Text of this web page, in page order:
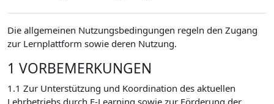
Die allgemeinen Nutzungsbedingungen regeln den Zugang
zur Lernplattform sowie deren Nutzung.
1 VORBEMERKUNGEN
1.1 Zur Unterstützung und Koordination des aktuellen
Lehrbetriebs durch E-Learning sowie zur Förderung der